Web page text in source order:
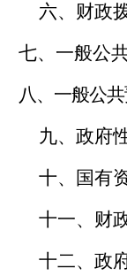
六、财政
七、一般公
八、一般公
九、政府
十、国有
十一、财
十二、政